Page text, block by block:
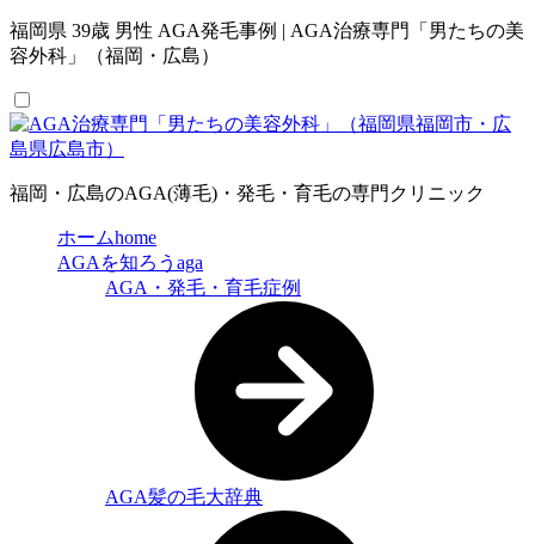
福岡県 39歳 男性 AGA発毛事例 | AGA治療専門「男たちの美
容外科」（福岡・広島）
福岡・広島のAGA(薄毛)・発毛・育毛の専門クリニック
ホームhome
AGAを知ろう aga
AGA・発毛・育毛症例
AGA髪の毛大辞典